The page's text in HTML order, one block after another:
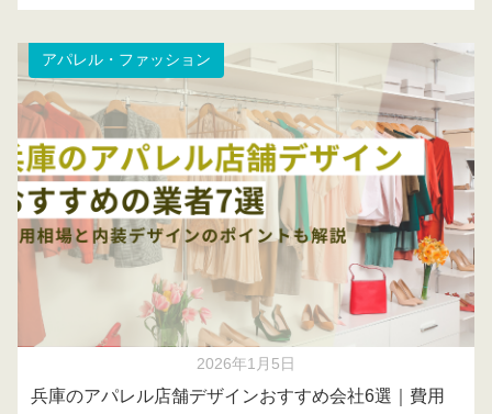
アパレル・ファッション
2026年1月5日
兵庫のアパレル店舗デザインおすすめ会社6選｜費用